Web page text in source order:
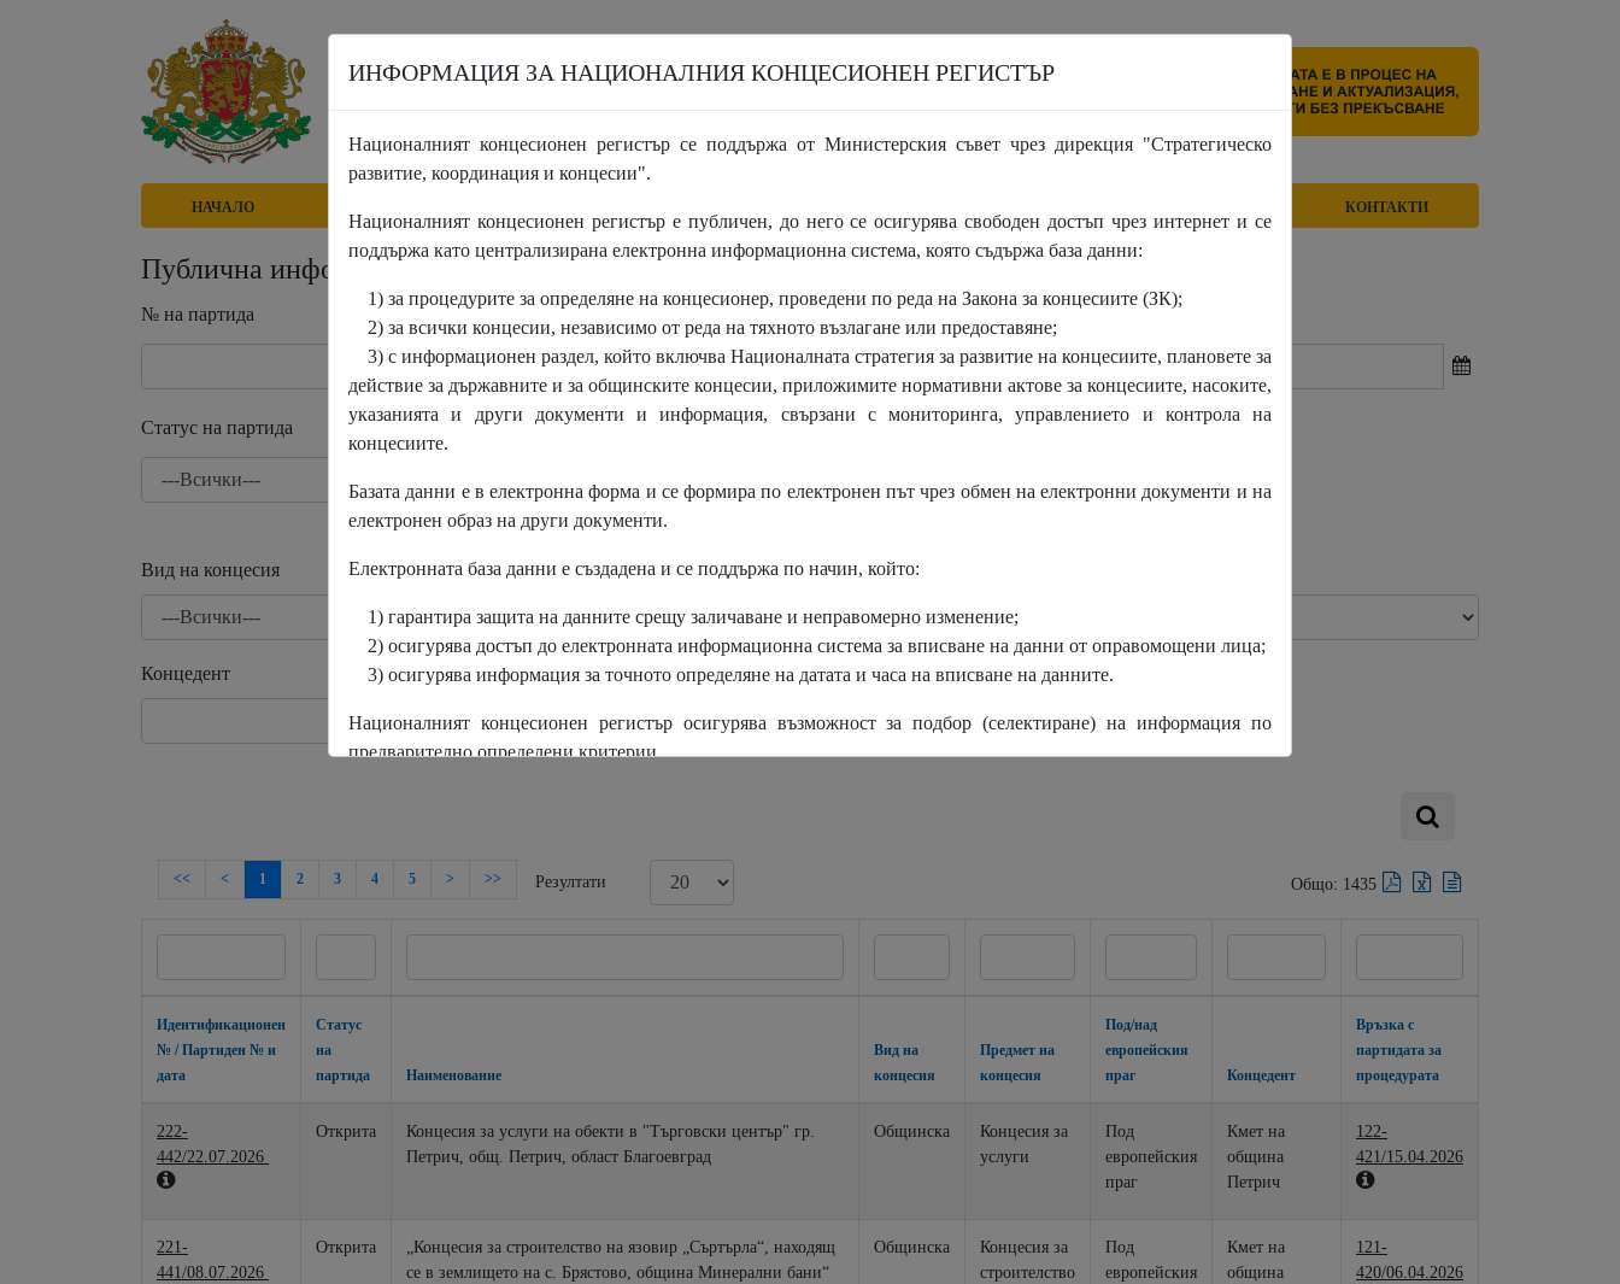
НАЧАЛО КОНТАКТИ
Публична информация за възложени концесии
№ на партида Дата (на партида) от Дата (на партида) до
Статус на партида Наименование на концесия
Вид на концесия Предмет на концесия
Концедент Вид процедура
<< < 1 2 3 4 5 > >> Общо: 1435
Резултати
Идентификационен
№ / Партиден № и
дата
Статус
на
партида
Наименование
Вид на
концесия
Предмет на
концесия
Под/над
европейския
праг
Концедент
Връзка с
партидата за
процедурата
222-
442/22.07.2026
Открита
Концесия за услуги на обекти в "Търговски център" гр.
Петрич, общ. Петрич, област Благоевград
Общинска
Концесия за
услуги
Под
европейския
праг
Кмет на
община
Петрич
122-
421/15.04.2026
221-
441/08.07.2026
Открита
„Концесия за строителство на язовир „Съртърла“, находящ
се в землището на с. Брястово, община Минерални бани“
Общинска
Концесия за
строителство
Под
европейския
Кмет на
община
121-
420/06.04.2026
ИНФОРМАЦИЯ ЗА НАЦИОНАЛНИЯ КОНЦЕСИОНЕН РЕГИСТЪР
Националният концесионен регистър се поддържа от Министерския съвет чрез дирекция "Стратегическо
развитие, координация и концесии".
Националният концесионен регистър е публичен, до него се осигурява свободен достъп чрез интернет и се
поддържа като централизирана електронна информационна система, която съдържа база данни:
1) за процедурите за определяне на концесионер, проведени по реда на Закона за концесиите (ЗК);
2) за всички концесии, независимо от реда на тяхното възлагане или предоставяне;
3) с информационен раздел, който включва Националната стратегия за развитие на концесиите, плановете за
действие за държавните и за общинските концесии, приложимите нормативни актове за концесиите, насоките,
указанията и други документи и информация, свързани с мониторинга, управлението и контрола на
концесиите.
Базата данни е в електронна форма и се формира по електронен път чрез обмен на електронни документи и на
електронен образ на други документи.
Електронната база данни е създадена и се поддържа по начин, който:
1) гарантира защита на данните срещу заличаване и неправомерно изменение;
2) осигурява достъп до електронната информационна система за вписване на данни от оправомощени лица;
3) осигурява информация за точното определяне на датата и часа на вписване на данните.
Националният концесионен регистър осигурява възможност за подбор (селектиране) на информация по
предварително определени критерии.